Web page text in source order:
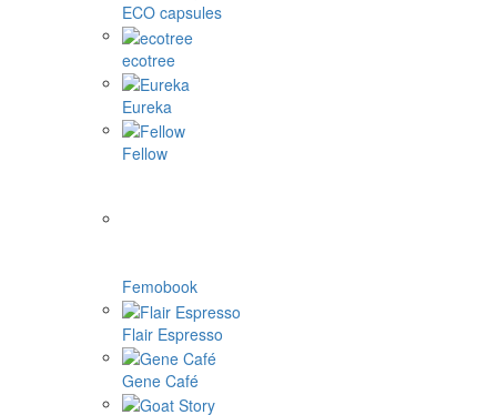
ECO capsules
ecotree
Eureka
Fellow
Femobook
Flair Espresso
Gene Café